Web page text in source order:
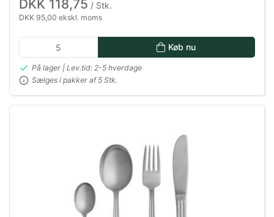
DKK 118,75 / Stk.
DKK 95,00 ekskl. moms
Køb nu
På lager | Lev.tid: 2-5 hverdage
Sælges i pakker af 5 Stk.